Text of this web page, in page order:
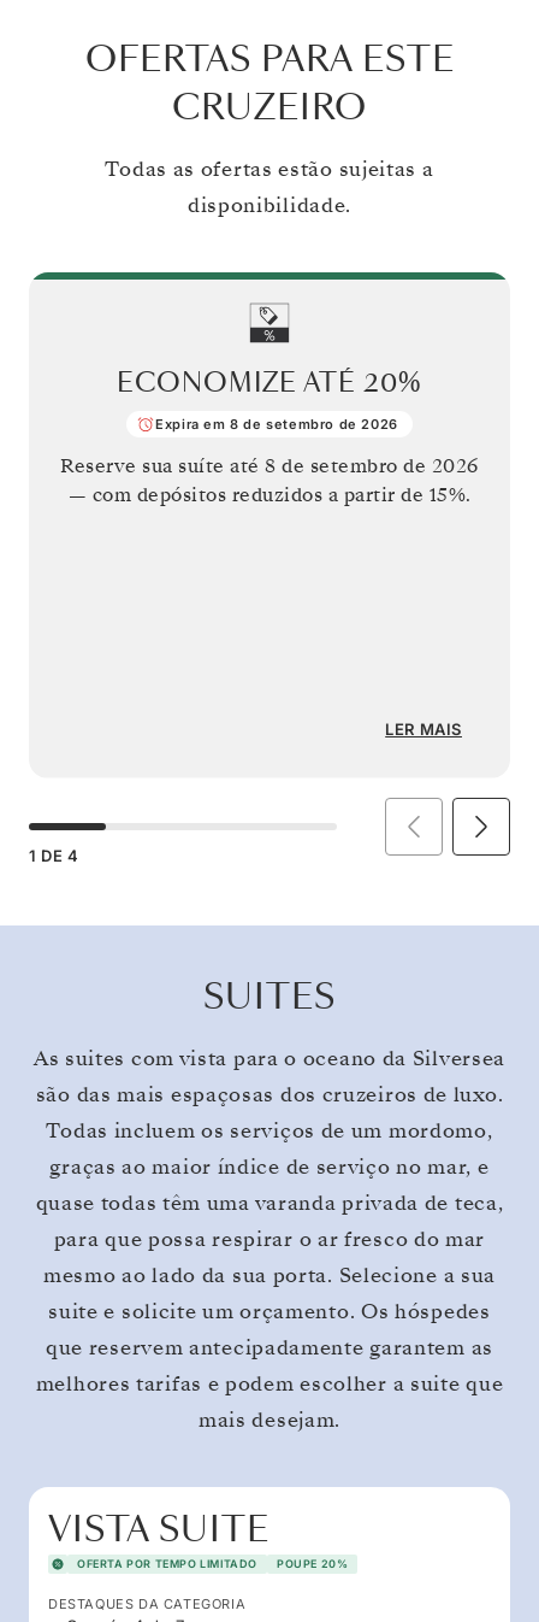
OFERTAS PARA ESTE
CRUZEIRO
Todas as ofertas estão sujeitas a
disponibilidade.
ECONOMIZE ATÉ 20%
Expira em 8 de setembro de 2026
Reserve sua suíte até8 de setembro de 2026
— com depósitos reduzidos a partir de 15%.
LER MAIS
1 DE 4
SUITES
As suites com vista para o oceano da Silversea
são das mais espaçosas dos cruzeiros de luxo.
Todas incluem os serviços de um mordomo,
graças ao maior índice de serviço no mar, e
quase todas têm uma varanda privada de teca,
para que possa respirar o ar fresco do mar
mesmo ao lado da sua porta. Selecione a sua
suite e solicite um orçamento. Os hóspedes
que reservem antecipadamente garantem as
melhores tarifas e podem escolher a suite que
mais desejam.
VISTA SUITE
OFERTA POR TEMPO LIMITADO POUPE 20%
DESTAQUES DA CATEGORIA